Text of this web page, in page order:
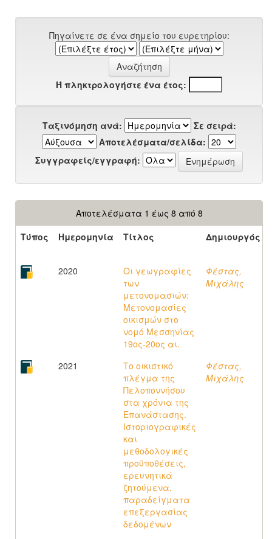
Πηγαίνετε σε ένα σημείο του ευρετηρίου:
Ή πληκτρολογήστε ένα έτος:
Ταξινόμηση ανά:
Σε σειρά:
Αποτελέσματα/σελίδα:
Συγγραφείς/εγγραφή:
Αποτελέσματα 1 έως 8 από 8
Τύπος
Ημερομηνία Τίτλος Δημιουργός
2020
Οι γεωγραφίες
των
μετονομασιών:
Μετονομασίες
οικισμών στο
νομό Μεσσηνίας
19ος-20ος αι.
Φέστας,
Μιχάλης
2021
Το οικιστικό
πλέγμα της
Πελοποννήσου
στα χρόνια της
Επανάστασης.
Ιστοριογραφικές
και
μεθοδολογικές
προϋποθέσεις,
ερευνητικά
ζητούμενα,
παραδείγματα
επεξεργασίας
δεδομένων
Φέστας,
Μιχάλης